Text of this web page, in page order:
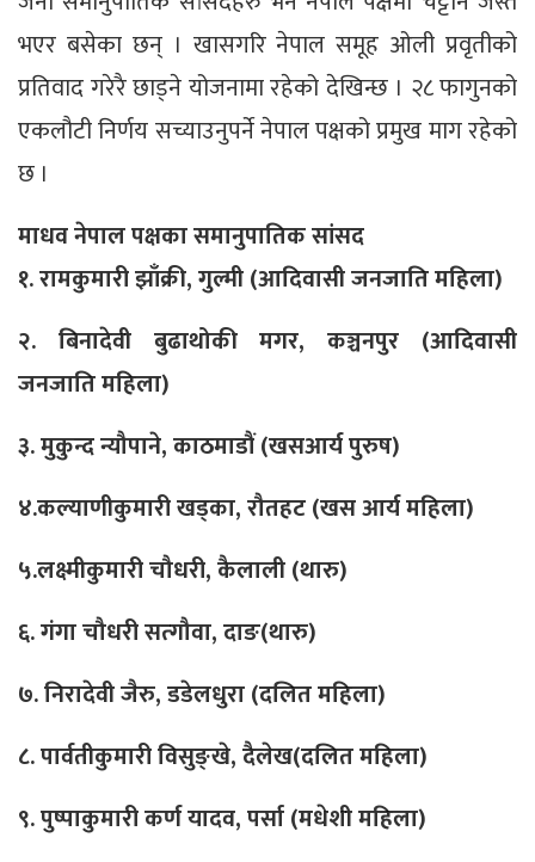
भएर बसेका छन् । खासगरि नेपाल समूह ओली प्रवृतीको
प्रतिवाद गरेरै छाड्ने योजनामा रहेको देखिन्छ । २८ फागुनको
एकलौटी निर्णय सच्याउनुपर्ने नेपाल पक्षको प्रमुख माग रहेको
छ ।
माधव नेपाल पक्षका समानुपातिक सांसद
१. रामकुमारी झाँक्री, गुल्मी (आदिवासी जनजाति महिला)
२. बिनादेवी बुढाथोकी मगर, कञ्चनपुर (आदिवासी
जनजाति महिला)
३. मुकुन्द न्यौपाने, काठमाडौं (खसआर्य पुरुष)
४.कल्याणीकुमारी खड्का, रौतहट (खस आर्य महिला)
५.लक्ष्मीकुमारी चौधरी, कैलाली (थारु)
६. गंगा चौधरी सत्गौवा, दाङ(थारु)
७. निरादेवी जैरु, डडेलधुरा (दलित महिला)
८. पार्वतीकुमारी विसुङ्खे, दैलेख(दलित महिला)
९. पुष्पाकुमारी कर्ण यादव, पर्सा (मधेशी महिला)